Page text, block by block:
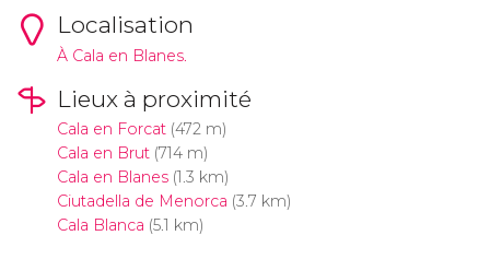
Localisation
À Cala en Blanes.
Lieux à proximité
Cala en Forcat(472 m)
Cala en Brut(714 m)
Cala en Blanes(1.3 km)
Ciutadella de Menorca (3.7 km)
Cala Blanca (5.1 km)